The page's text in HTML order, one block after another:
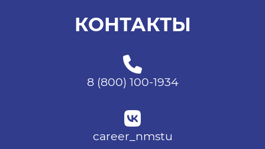
КОНТАКТЫ
8 (800) 100-1934
career_nmstu